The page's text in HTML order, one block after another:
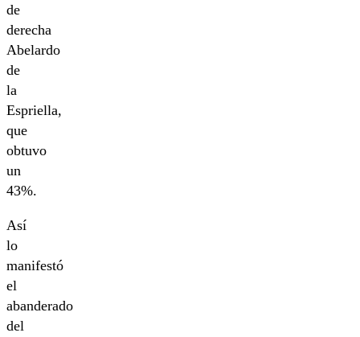
de
derecha
Abelardo
de
la
Espriella,
que
obtuvo
un
43%.
Así
lo
manifestó
el
abanderado
del